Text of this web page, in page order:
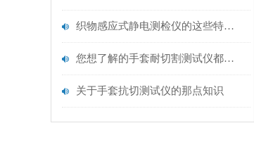
织物感应式静电测检仪的这些特点很少有人都知道
您想了解的手套耐切割测试仪都在这里了
关于手套抗切测试仪的那点知识